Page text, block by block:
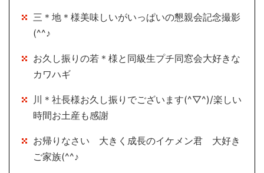
三＊地＊様美味しいがいっぱいの懇親会記念撮影
(^^♪
お久し振りの若＊様と同級生プチ同窓会大好きな
カワハギ
川＊社長様お久し振りでございます(^▽^)/楽しい
時間お土産も感謝
お帰りなさい 大きく成長のイケメン君 大好き
ご家族(^^♪